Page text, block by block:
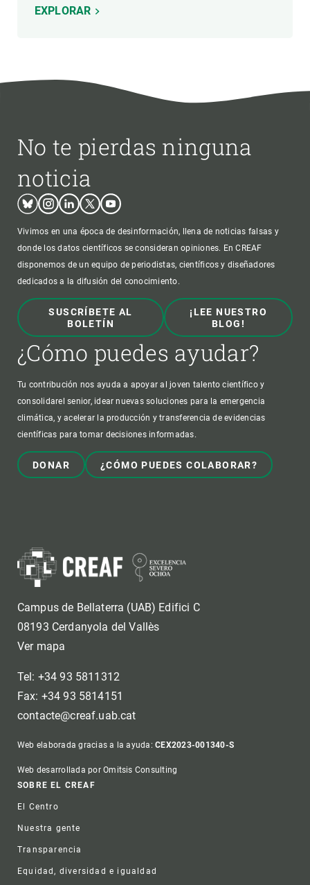
EXPLORAR
No te pierdas ninguna
noticia
BlueskyInstagram
LinkedinTwitterYoutube
Vivimos en una época de desinformación, llena de noticias falsas y
donde los datos científicos se consideran opiniones. En CREAF
disponemos de un equipo de periodistas, científicos y diseñadores
dedicados a la difusión del conocimiento.
SUSCRÍBETE AL
BOLETÍN
¡LEE NUESTRO
BLOG!
¿Cómo puedes ayudar?
Tu contribución nos ayuda a apoyar al joven talento científico y
consolidarel senior, idear nuevas soluciones para la emergencia
climática, y acelerar la producción y transferencia de evidencias
científicas para tomar decisiones informadas.
DONAR ¿CÓMO PUEDES COLABORAR?
Campus de Bellaterra (UAB) Edifici C
08193 Cerdanyola del Vallès
Ver mapa
Tel: +34 93 5811312
Fax: +34 93 5814151
contacte@creaf.uab.cat
Web elaborada gracias a la ayuda:CEX2023-001340-S
Web desarrollada por Omitsis Consulting
Footer
SOBRE EL CREAF
El Centro
Nuestra gente
Transparencia
Equidad, diversidad e igualdad